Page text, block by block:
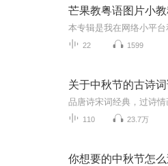
芒果教粤语图片小教
22 1599
关于中秋节的古诗
110 23.7万
你想要的中秋节怎